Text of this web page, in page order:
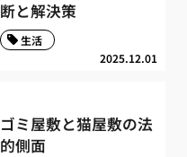
断と解決策
2025.12.01
生活
ゴミ屋敷と猫屋敷の法
的側面